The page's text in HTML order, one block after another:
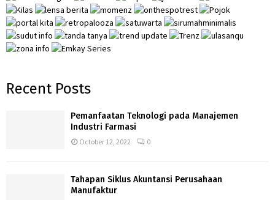
Recent Posts
Pemanfaatan Teknologi pada Manajemen
Industri Farmasi
October 12, 2022 0
Tahapan Siklus Akuntansi Perusahaan
Manufaktur